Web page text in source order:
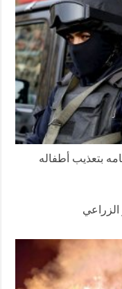
بتعذيب أطفاله